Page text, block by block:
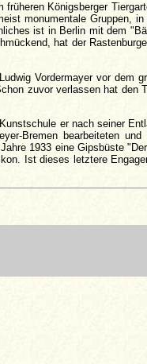
Königsberger
monumentale Gruppen,
ist in Berlin mit dem
hat der
Vordermayer vor dem
zuvor verlassen hat den
er nach seiner
Bremen bearbeiteten
1933 eine Gipsbüste
Ist dieses letztere